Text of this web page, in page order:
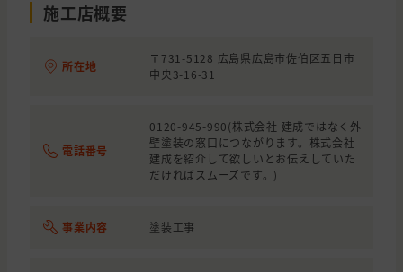
施工店概要
所在地
〒731-5128 広島県広島市佐伯区五日市
中央3-16-31
電話番号
0120-945-990(株式会社 建成ではなく外
壁塗装の窓口につながります。株式会社
建成を紹介して欲しいとお伝えしていた
だければスムーズです。)
事業内容 塗装工事